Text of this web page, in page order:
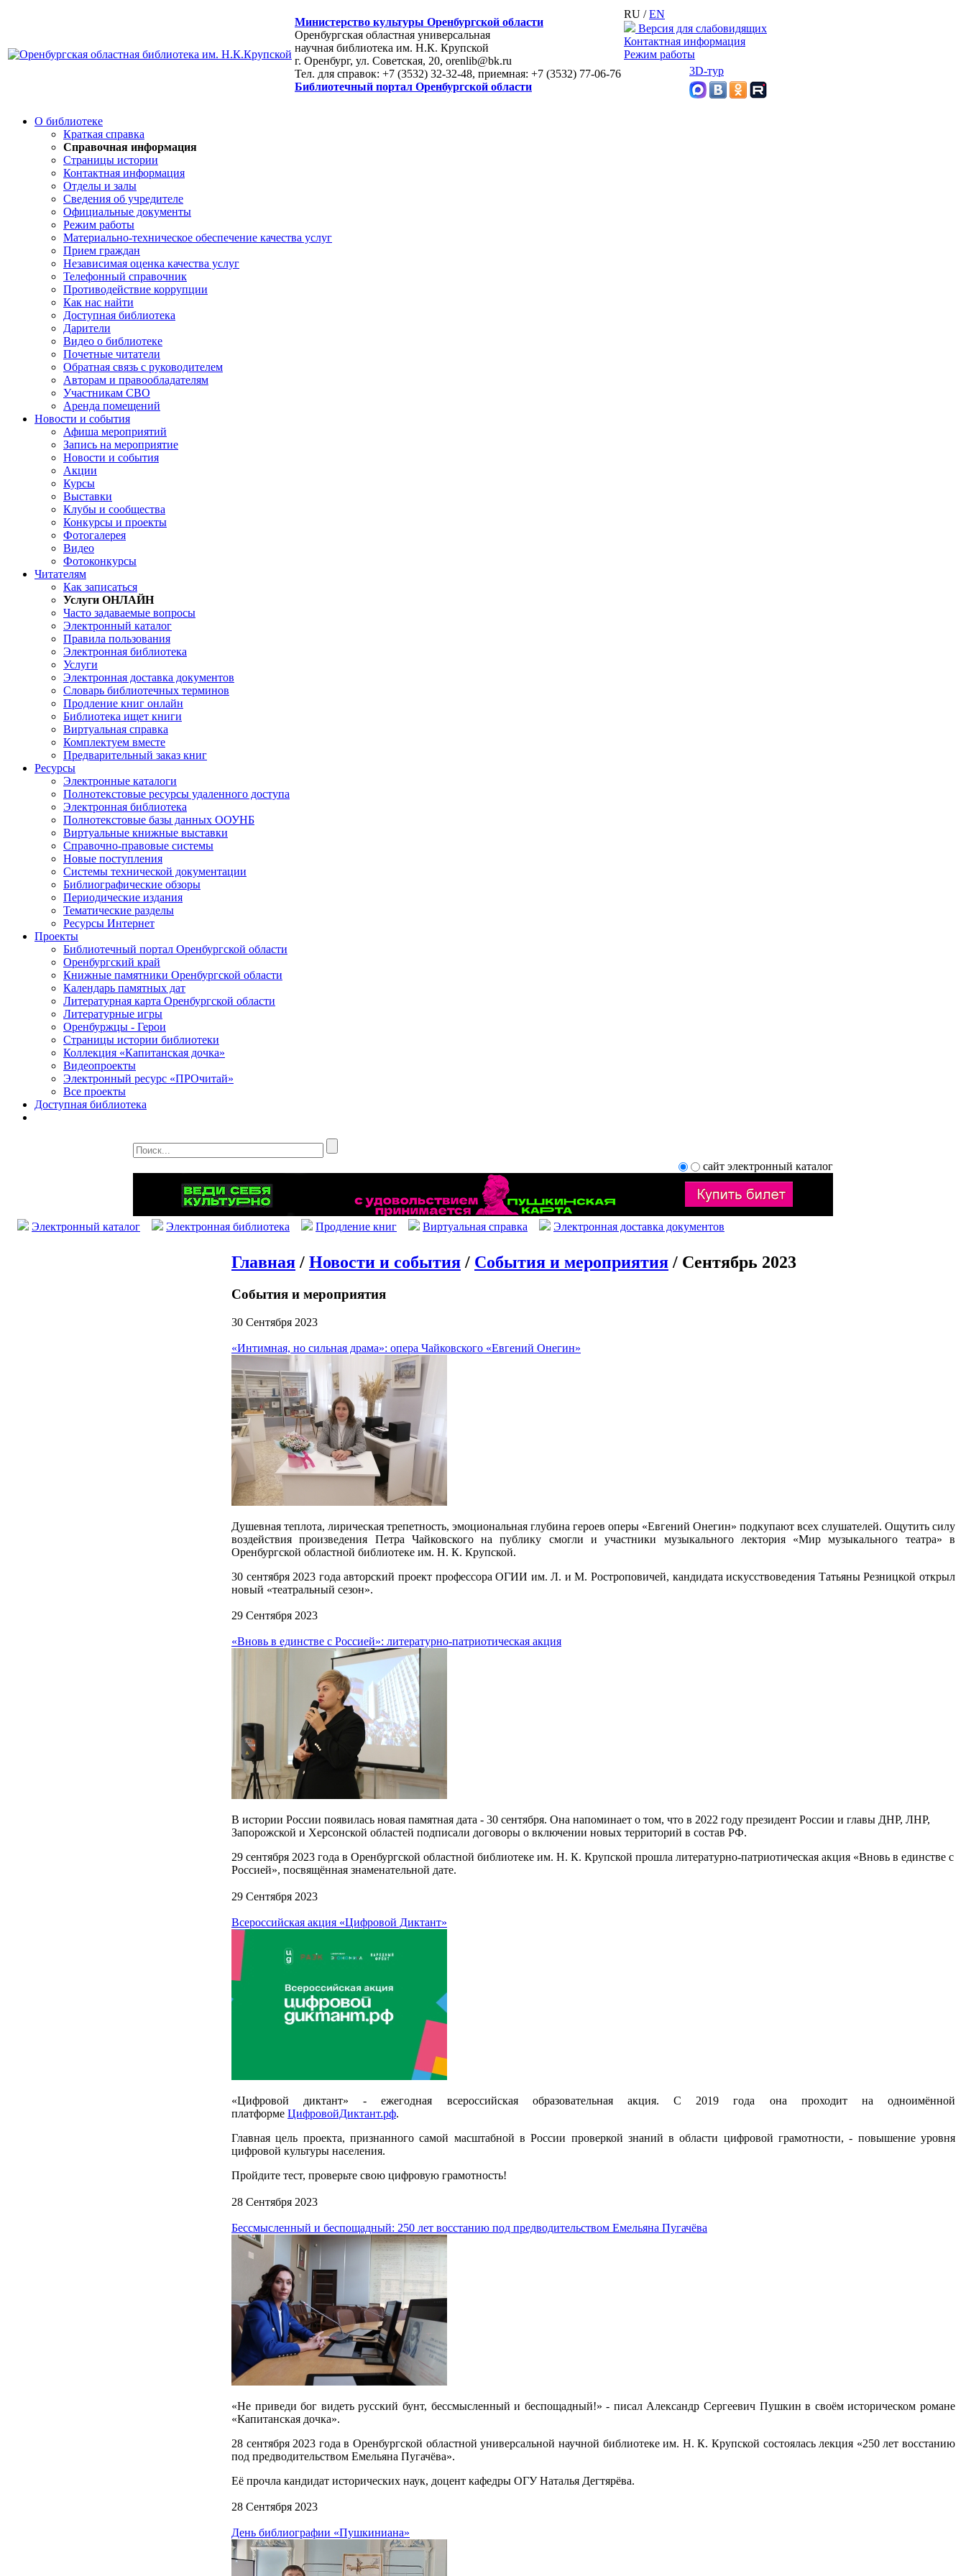
Министерство культуры Оренбургской области
Оренбургская областная универсальная
научная библиотека им. Н.К. Крупской
г. Оренбург, ул. Советская, 20, orenlib@bk.ru
Тел. для справок: +7 (3532) 32-32-48, приемная: +7 (3532) 77-06-76
Библиотечный портал Оренбургской области
RU /EN
Версия для слабовидящих
Контактная информация
Режим работы
3D-тур
О библиотеке
Краткая справка
Справочная информация
Страницы истории
Контактная информация
Отделы и залы
Сведения об учредителе
Официальные документы
Режим работы
Материально-техническое обеспечение качества услуг
Прием граждан
Независимая оценка качества услуг
Телефонный справочник
Противодействие коррупции
Как нас найти
Доступная библиотека
Дарители
Видео о библиотеке
Почетные читатели
Обратная связь с руководителем
Авторам и правообладателям
Участникам СВО
Аренда помещений
Новости и события
Афиша мероприятий
Запись на мероприятие
Новости и события
Акции
Курсы
Выставки
Клубы и сообщества
Конкурсы и проекты
Фотогалерея
Видео
Фотоконкурсы
Читателям
Как записаться
Услуги ОНЛАЙН
Часто задаваемые вопросы
Электронный каталог
Правила пользования
Электронная библиотека
Услуги
Электронная доставка документов
Словарь библиотечных терминов
Продление книг онлайн
Библиотека ищет книги
Виртуальная справка
Комплектуем вместе
Предварительный заказ книг
Ресурсы
Электронные каталоги
Полнотекстовые ресурсы удаленного доступа
Электронная библиотека
Полнотекстовые базы данных ООУНБ
Виртуальные книжные выставки
Справочно-правовые системы
Новые поступления
Cистемы технической документации
Библиографические обзоры
Периодические издания
Тематические разделы
Ресурсы Интернет
Проекты
Библиотечный портал Оренбургской области
Оренбургский край
Книжные памятники Оренбургской области
Календарь памятных дат
Литературная карта Оренбургской области
Литературные игры
Оренбуржцы - Герои
Страницы истории библиотеки
Коллекция «Капитанская дочка»
Видеопроекты
Электронный ресурс «ПРОчитай»
Все проекты
Доступная библиотека
сайт электронный каталог
Электронный каталог Электронная библиотека Продление книг Виртуальная справка Электронная доставка документов
Главная / Новости и события / События и мероприятия / Сентябрь 2023
События и мероприятия
30 Сентября 2023
«Интимная, но сильная драма»: опера Чайковского «Евгений Онегин»
Душевная теплота, лирическая трепетность, эмоциональная глубина героев оперы «Евгений Онегин» подкупают всех слушателей. Ощутить силу
воздействия произведения Петра Чайковского на публику смогли и участники музыкального лектория «Мир музыкального театра» в
Оренбургской областной библиотеке им. Н. К. Крупской.
30 сентября 2023 года авторский проект профессора ОГИИ им. Л. и М. Ростроповичей, кандидата искусствоведения Татьяны Резницкой открыл
новый «театральный сезон».
29 Сентября 2023
«Вновь в единстве с Россией»: литературно-патриотическая акция
В истории России появилась новая памятная дата - 30 сентября. Она напоминает о том, что в 2022 году президент России и главы ДНР, ЛНР,
Запорожской и Херсонской областей подписали договоры о включении новых территорий в состав РФ.
29 сентября 2023 года в Оренбургской областной библиотеке им. Н. К. Крупской прошла литературно-патриотическая акция «Вновь в единстве с
Россией», посвящённая знаменательной дате.
29 Сентября 2023
Всероссийская акция «Цифровой Диктант»
«Цифровой диктант» - ежегодная всероссийская образовательная акция. С 2019 года она проходит на одноимённой
платформе ЦифровойДиктант.рф.
Главная цель проекта, признанного самой масштабной в России проверкой знаний в области цифровой грамотности, - повышение уровня
цифровой культуры населения.
Пройдите тест, проверьте свою цифровую грамотность!
28 Сентября 2023
Бессмысленный и беспощадный: 250 лет восстанию под предводительством Емельяна Пугачёва
«Не приведи бог видеть русский бунт, бессмысленный и беспощадный!» - писал Александр Сергеевич Пушкин в своём историческом романе
«Капитанская дочка».
28 сентября 2023 года в Оренбургской областной универсальной научной библиотеке им. Н. К. Крупской состоялась лекция «250 лет восстанию
под предводительством Емельяна Пугачёва».
Её прочла кандидат исторических наук, доцент кафедры ОГУ Наталья Дегтярёва.
28 Сентября 2023
День библиографии «Пушкиниана»